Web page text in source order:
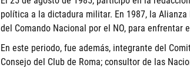
política a la dictadura militar. En 1987, la
del Comando Nacional por el NO, para enfrentar
En este periodo, fue además, integrante del
Consejo del Club de Roma; consultor de las